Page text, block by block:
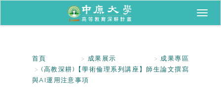
首頁 成果展示
成果專區
(高教深耕)【學術倫理系列講座】師生論文撰寫
與AI運用注意事項